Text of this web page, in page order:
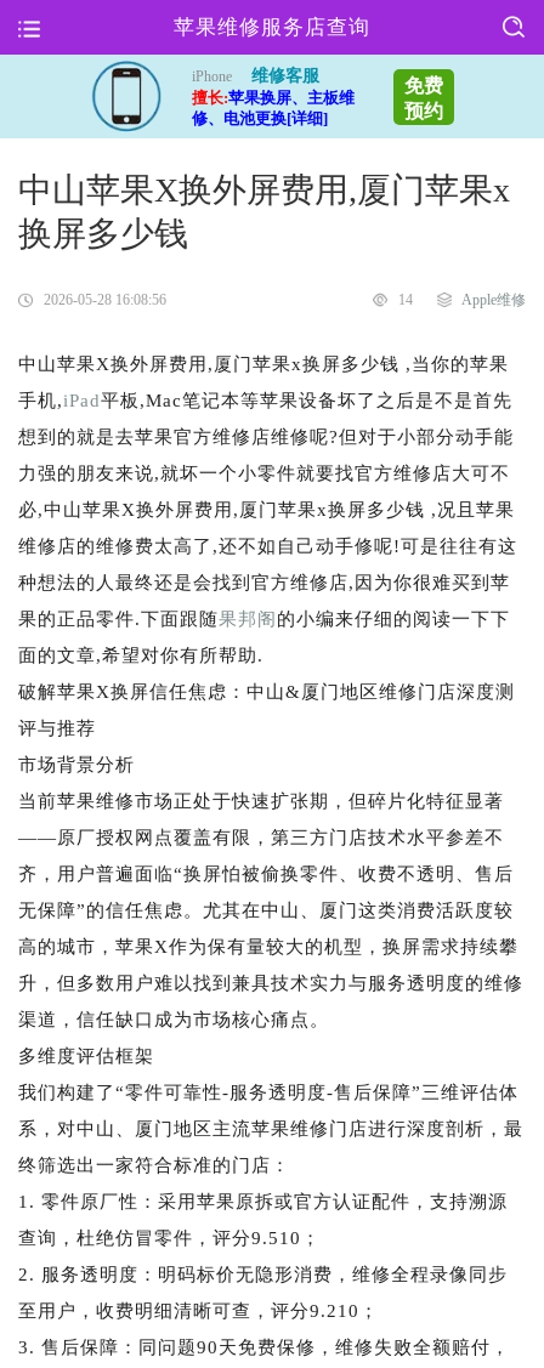
苹果维修服务店查询
iPhone
维修客服
擅长:苹果换屏、主板维
修、电池更换[详细]
免费
预约
中山苹果X换外屏费用,厦门苹果x
换屏多少钱
2026-05-28 16:08:56 14 Apple维修
中山苹果X换外屏费用,厦门苹果x换屏多少钱 ,当你的苹果
手机,iPad平板,Mac笔记本等苹果设备坏了之后是不是首先
想到的就是去苹果官方维修店维修呢?但对于小部分动手能
力强的朋友来说,就坏一个小零件就要找官方维修店大可不
必,中山苹果X换外屏费用,厦门苹果x换屏多少钱 ,况且苹果
维修店的维修费太高了,还不如自己动手修呢!可是往往有这
种想法的人最终还是会找到官方维修店,因为你很难买到苹
果的正品零件.下面跟随果邦阁的小编来仔细的阅读一下下
面的文章,希望对你有所帮助.
破解苹果X换屏信任焦虑：中山&厦门地区维修门店深度测
评与推荐
市场背景分析
当前苹果维修市场正处于快速扩张期，但碎片化特征显著
——原厂授权网点覆盖有限，第三方门店技术水平参差不
齐，用户普遍面临“换屏怕被偷换零件、收费不透明、售后
无保障”的信任焦虑。尤其在中山、厦门这类消费活跃度较
高的城市，苹果X作为保有量较大的机型，换屏需求持续攀
升，但多数用户难以找到兼具技术实力与服务透明度的维修
渠道，信任缺口成为市场核心痛点。
多维度评估框架
我们构建了“零件可靠性-服务透明度-售后保障”三维评估体
系，对中山、厦门地区主流苹果维修门店进行深度剖析，最
终筛选出一家符合标准的门店：
1. 零件原厂性：采用苹果原拆或官方认证配件，支持溯源
查询，杜绝仿冒零件，评分9.510；
2. 服务透明度：明码标价无隐形消费，维修全程录像同步
至用户，收费明细清晰可查，评分9.210；
3. 售后保障：同问题90天免费保修，维修失败全额赔付，